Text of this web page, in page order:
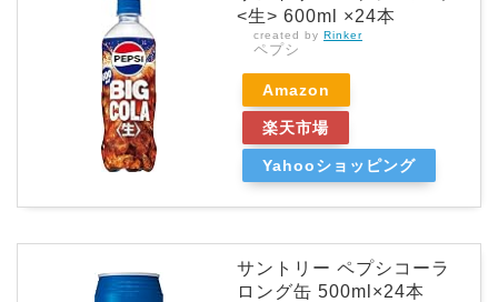
<生> 600ml ×24本
created by Rinker
ペプシ
Amazon
楽天市場
Yahooショッピング
サントリー ペプシコーラ
ロング缶 500ml×24本